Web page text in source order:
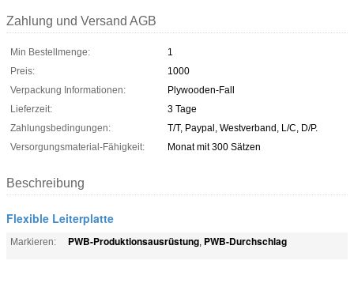
Zahlung und Versand AGB
Min Bestellmenge:
1
Preis:
1000
Verpackung Informationen:
Plywooden-Fall
Lieferzeit:
3 Tage
Zahlungsbedingungen:
T/T, Paypal, Westverband, L/C, D/P.
Versorgungsmaterial-Fähigkeit:
Monat mit 300 Sätzen
Beschreibung
Flexible Leiterplatte
Markieren: PWB-Produktionsausrüstung, PWB-Durchschlag